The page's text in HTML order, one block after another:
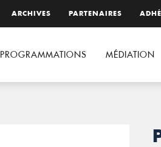
ARCHIVES PARTENAIRES
PROGRAMMATIONS MÉDIATION